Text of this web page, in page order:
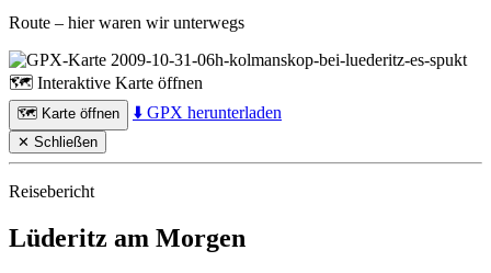
Route – hier waren wir unterwegs
🗺️ Interaktive Karte öffnen
🗺️ Karte öffnen ⬇️ GPX herunterladen
✕ Schließen
Reisebericht
Lüderitz am Morgen